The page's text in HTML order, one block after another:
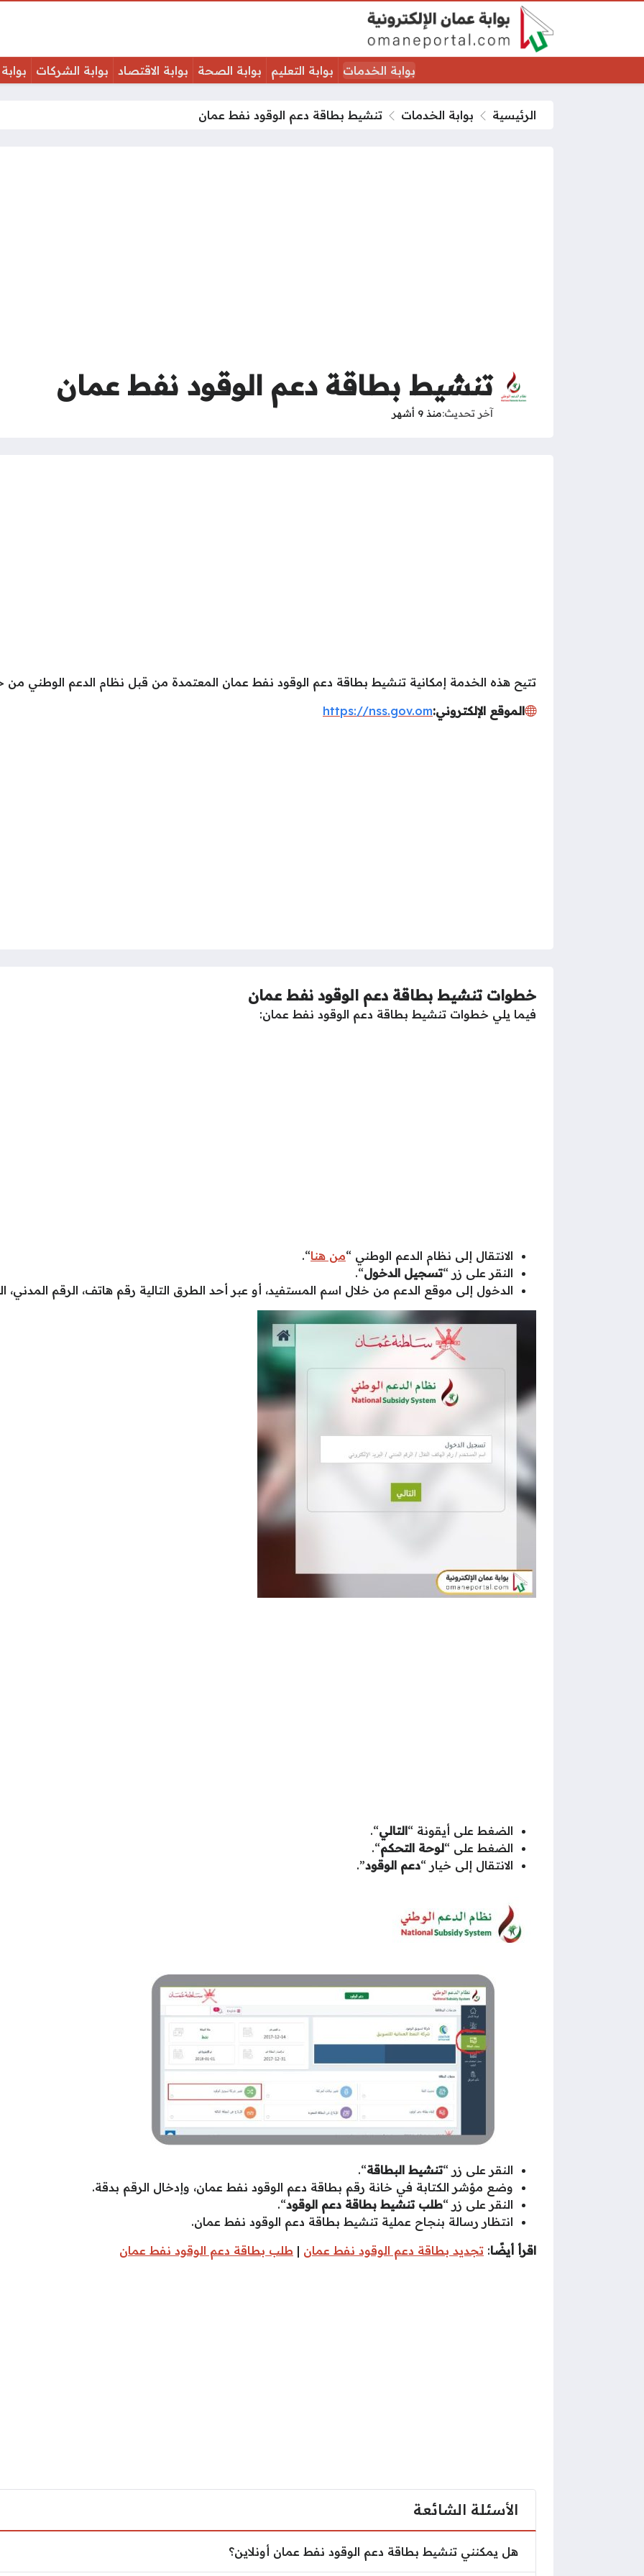
بوابة الخدمات بوابة التعليم بوابة الصحة بوابة الاقتصاد بوابة الشركات
الرئيسية بوابة الخدمات تنشيط بطاقة دعم الوقود نفط عمان
تنشيط بطاقة دعم الوقود نفط عمان
آخر تحديث منذ 9 أشهر
تتيح هذه الخدمة إمكانية تنشيط بطاقة دعم الوقود نفط عمان المعتمدة من قبل نظام الدعم الوطني من
الموقع الإلكتروني:https://nss.gov.om
خطوات تنشيط بطاقة دعم الوقود نفط عمان
فيما يلي خطوات تنشيط بطاقة دعم الوقود نفط عمان:
الانتقال إلى نظام الدعم الوطني “من هنا“.
النقر على زر “تسجيل الدخول“.
الدخول إلى موقع الدعم من خلال اسم المستفيد، أو عبر أحد الطرق التالية رقم هاتف، الرقم المدني،
الضغط على أيقونة “التالي“.
الضغط على “لوحة التحكم“.
الانتقال إلى خيار “دعم الوقود”.
النقر على زر “تنشيط البطاقة“.
وضع مؤشر الكتابة في خانة رقم بطاقة دعم الوقود نفط عمان، وإدخال الرقم بدقة.
النقر على زر “طلب تنشيط بطاقة دعم الوقود“.
انتظار رسالة بنجاح عملية تنشيط بطاقة دعم الوقود نفط عمان.
اقرأ أيضًا: تجديد بطاقة دعم الوقود نفط عمان | طلب بطاقة دعم الوقود نفط عمان
الأسئلة الشائعة
هل يمكنني تنشيط بطاقة دعم الوقود نفط عمان أونلاين؟
هل يمكنني تنشيط بطاقة دعم الوقود نفط عمان أونلاين؟